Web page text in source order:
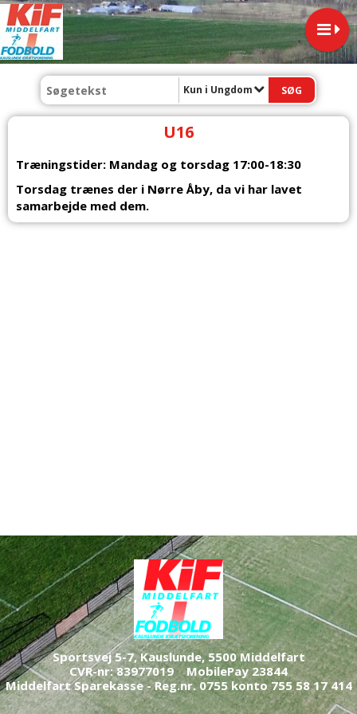
Kun i Ungdom
U16
Træningstider: Mandag og torsdag 17:00-18:30
Torsdag trænes der i Nørre Åby, da vi har lavet
samarbejde med dem.
Sportsvej 5-7, Kauslunde, 5500 Middelfart
CVR-nr: 83977019 MobilePay 23844
Middelfart Sparekasse - Reg.nr. 0755 konto 755 58 17 414